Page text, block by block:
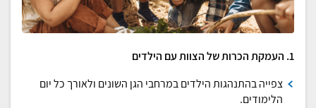
1. העמקת הכרות של הצוות עם הילדים
צפייה בהתנהגות הילדים במרחבי הגן השונים ולאורך כל יום
הלימודים.